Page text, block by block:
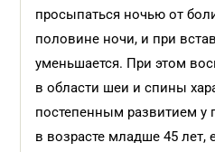
просыпаться ночью от
половине ночи, и при
уменьшается. При этом
в области шеи и спины
постепенным развитием у
в возрасте младше 45 лет,